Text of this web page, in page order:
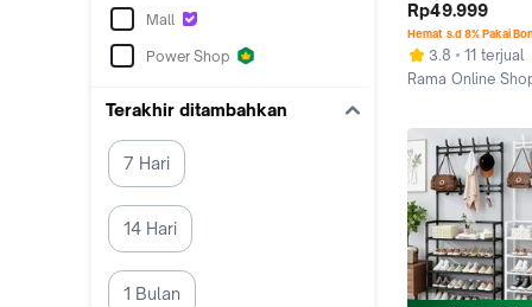
Mall
Power Shop
Terakhir ditambahkan
7 Hari
14 Hari
1 Bulan
Gantung Payung
Rp49.999
Hemat s.d 8% Pakai
3.8
11 terjual
Rama Online